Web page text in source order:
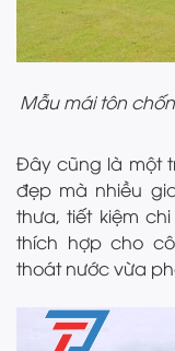
Mẫu mái tôn
Đây cũng là một
đẹp mà nhiều
thưa, tiết kiệm
thích hợp cho
thoát nước vừa